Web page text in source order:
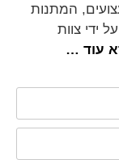
המתנות
ומאופיינת על ידי צוות
עוד …